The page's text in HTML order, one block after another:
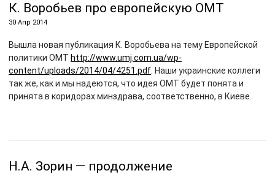
К. Воробьев про европейскую ОМТ
30 Апр 2014
Вышла новая публикация К. Воробьева на тему Европейской
политики ОМТ http://www.umj.com.ua/wp-
content/uploads/2014/04/4251.pdf . Наши украинские коллеги
так же, как и мы надеются, что идея ОМТ будет понята и
принята в коридорах минздрава, соответственно, в Киеве.
Н.А. Зорин — продолжение